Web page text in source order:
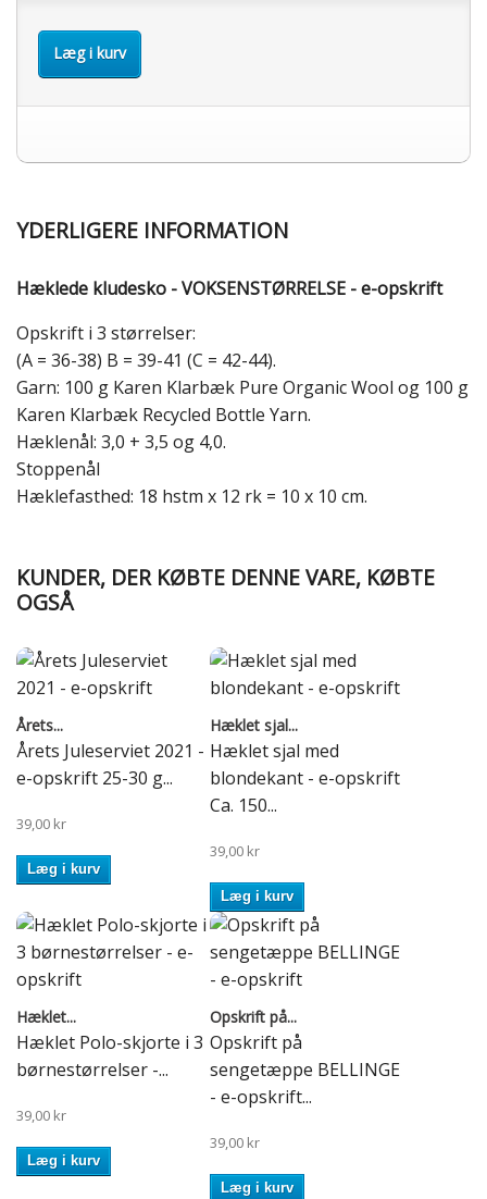
Læg i kurv
YDERLIGERE INFORMATION
Hæklede kludesko - VOKSENSTØRRELSE - e-opskrift
Opskrift i 3 størrelser:
(A = 36-38) B = 39-41 (C = 42-44).
Garn: 100 g Karen Klarbæk Pure Organic Wool og 100 g
Karen Klarbæk Recycled Bottle Yarn.
Hæklenål: 3,0 + 3,5 og 4,0.
Stoppenål
Hæklefasthed: 18 hstm x 12 rk = 10 x 10 cm.
KUNDER, DER KØBTE DENNE VARE, KØBTE
OGSÅ
Årets...
Årets Juleserviet 2021 -
e-opskrift 25-30 g...
39,00 kr
Læg i kurv
Hæklet sjal...
Hæklet sjal med
blondekant - e-opskrift
Ca. 150...
39,00 kr
Læg i kurv
Hæklet...
Hæklet Polo-skjorte i 3
børnestørrelser -...
39,00 kr
Læg i kurv
Opskrift på...
Opskrift på
sengetæppe BELLINGE
- e-opskrift...
39,00 kr
Læg i kurv